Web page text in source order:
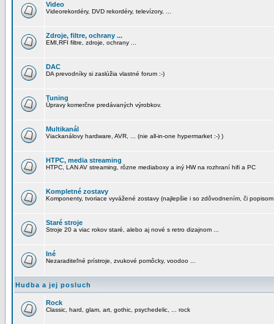
Video
Videorekordéry, DVD rekordéry, televízory, ...
Zdroje, filtre, ochrany ...
EMI,RFI filtre, zdroje, ochrany ...
DAC
DA prevodníky si zaslúžia vlastné forum :-)
Tuning
Úpravy komerčne predávaných výrobkov.
Multikanál
Viackanálovy hardware, AVR, ... (nie all-in-one hypermarket :-) )
HTPC, media streaming
HTPC, LAN AV streaming, rôzne mediaboxy a iný HW na rozhraní hifi a PC
Kompletné zostavy
Komponenty, tvoriace vyvážené zostavy (najlepšie i so zdôvodnením, či
Staré stroje
Stroje 20 a viac rokov staré, alebo aj nové s retro dizajnom ...
Iné
Nezaraditeľné prístroje, zvukové pomôcky, voodoo ...
Hudba a jej posluch
Rock
Classic, hard, glam, art, gothic, psychedelic, ... rock